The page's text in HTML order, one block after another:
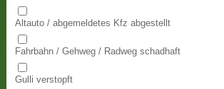
Altauto / abgemeldetes Kfz abgestellt
Fahrbahn / Gehweg / Radweg schadhaft
Gulli verstopft